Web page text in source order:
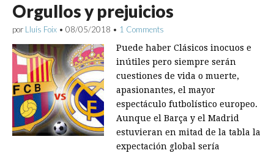
Orgullos y prejuicios
por Lluís Foix • 08/05/2018 • 1 Comments
Puede haber Clásicos inocuos e
inútiles pero siempre serán
cuestiones de vida o muerte,
apasionantes, el mayor
espectáculo futbolístico europeo.
Aunque el Barça y el Madrid
estuvieran en mitad de la tabla la
expectación global sería